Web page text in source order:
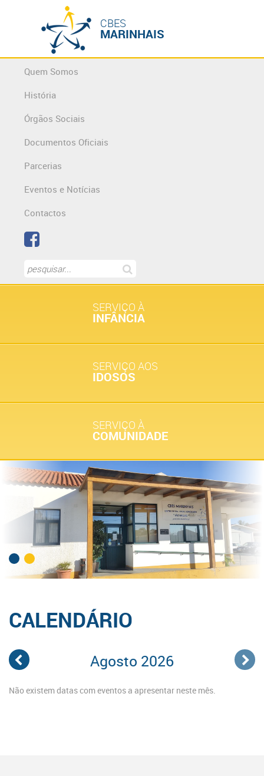
CBES
MARINHAIS
Quem Somos
História
Órgãos Sociais
Documentos Oficiais
Parcerias
Eventos e Notícias
Contactos
SERVIÇO À
INFÂNCIA
SERVIÇO AOS
IDOSOS
SERVIÇO À
COMUNIDADE
CALENDÁRIO
Agosto 2026
Não existem datas com eventos a apresentar neste mês.